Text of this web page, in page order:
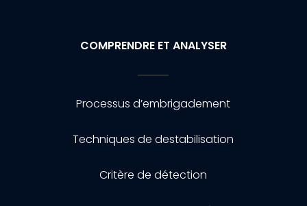
COMPRENDRE ET ANALYSER
Processus d’embrigadement
Techniques de destabilisation
Critère de détection